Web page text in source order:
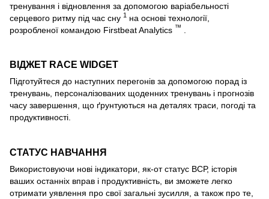
тренування і відновлення за допомогою варіабельності
серцевого ритму під час сну 1
на основі технології,
розробленої командою Firstbeat Analytics ™
ВІДЖЕТ RACE WIDGET
Підготуйтеся до наступних перегонів за допомогою порад із
тренувань, персоналізованих щоденних тренувань і прогнозів
часу завершення, що ґрунтуються на деталях траси, погоді та
продуктивності.
СТАТУС НАВЧАННЯ
Використовуючи нові індикатори, як-от статус ВСР, історія
ваших останніх вправ і продуктивність, ви зможете легко
отримати уявлення про свої загальні зусилля, а також про те,